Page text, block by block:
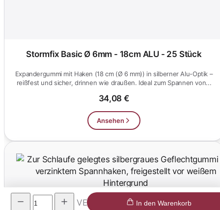
Stormfix Basic Ø 6mm - 18cm ALU - 25 Stück
Expandergummi mit Haken (18 cm (Ø 6 mm)) in silberner Alu-Optik –
reißfest und sicher, drinnen wie draußen. Ideal zum Spannen von...
34,08 €
Ansehen
VE In den Warenkorb